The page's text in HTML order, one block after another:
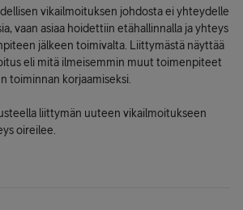
vikailmoituksen johdosta ei yhteydelle
vaan asiaa hoidettiin etähallinnalla ja yhteys
jälkeen toimivalta. Liittymästä näyttää
eli mitä ilmeisemmin muut toimenpiteet
toiminnan korjaamiseksi.
liittymän uuteen vikailmoitukseen
oireilee.